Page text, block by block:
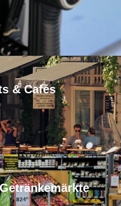
x
& Cafés
x